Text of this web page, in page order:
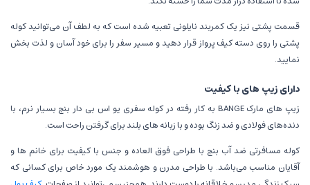
قسمت پشتی نیز یک کمربند نایلونی تعبیه شده است که به لطف آن می‌توانید کوله
پشتی را روی دسته کیف پرواز قرار دهید و مسیر سفر را برای خود آسان و لذت بخش
نمایید.
دارای زیپ های با کیفیت
زیپ های مارک BANGE به کار رفته در کوله سفری یو اس بی دار بنج بسیار نرم، با
دنده‌های فولادی و ضد زنگ بوده و با زبانه های بلند برای گرفتن راحت است.
کوله مسافرتی ضد آب بنج با طراحی فوق العاده و جنس با کیفیت برای خانم ها و
آقایان مناسب می‌باشد. با طراحی مدرن و هوشمند یک مورد خاص برای کسانی که